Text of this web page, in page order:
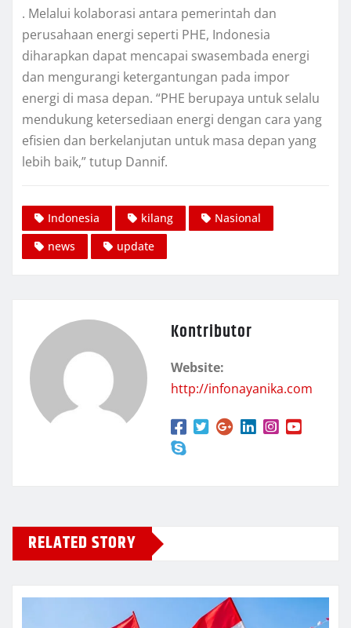
. Melalui kolaborasi antara pemerintah dan
perusahaan energi seperti PHE, Indonesia
diharapkan dapat mencapai swasembada energi
dan mengurangi ketergantungan pada impor
energi di masa depan. “PHE berupaya untuk selalu
mendukung ketersediaan energi dengan cara yang
efisien dan berkelanjutan untuk masa depan yang
lebih baik,” tutup Dannif.
Indonesia kilang
Nasional
news
update
Kontributor
Website:
http://infonayanika.com
RELATED STORY